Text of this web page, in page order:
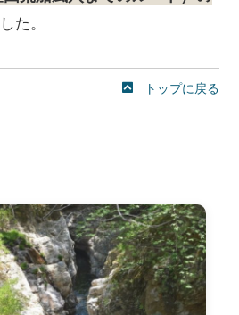
た。
トップに戻る